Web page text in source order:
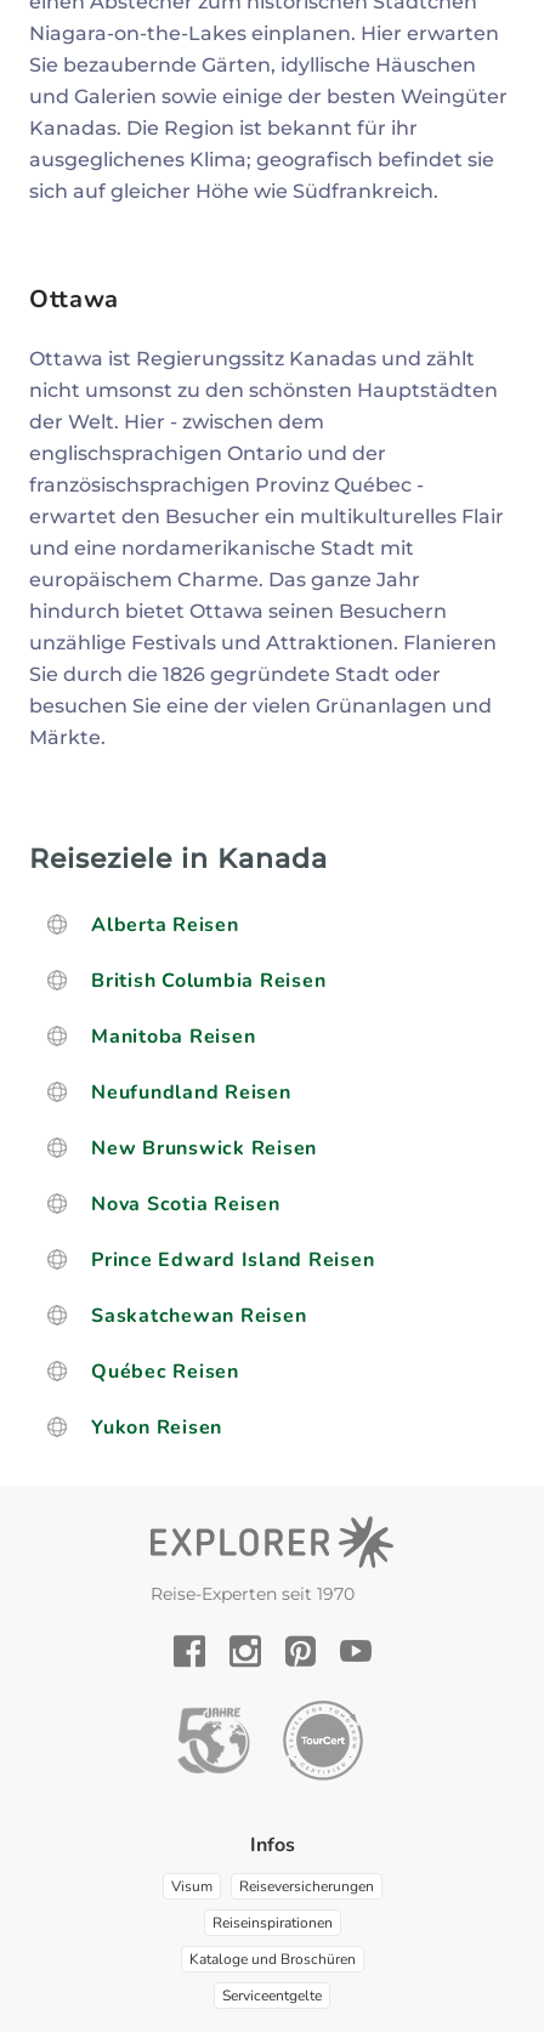
Niagara-on-the-Lakes einplanen. Hier erwarten
Sie bezaubernde Gärten, idyllische Häuschen
und Galerien sowie einige der besten Weingüter
Kanadas. Die Region ist bekannt für ihr
ausgeglichenes Klima; geografisch befindet sie
sich auf gleicher Höhe wie Südfrankreich.
Ottawa
Ottawa ist Regierungssitz Kanadas und zählt
nicht umsonst zu den schönsten Hauptstädten
der Welt. Hier - zwischen dem
englischsprachigen Ontario und der
französischsprachigen Provinz Québec -
erwartet den Besucher ein multikulturelles Flair
und eine nordamerikanische Stadt mit
europäischem Charme. Das ganze Jahr
hindurch bietet Ottawa seinen Besuchern
unzählige Festivals und Attraktionen. Flanieren
Sie durch die 1826 gegründete Stadt oder
besuchen Sie eine der vielen Grünanlagen und
Märkte.
Reiseziele in Kanada
Alberta Reisen
British Columbia Reisen
Manitoba Reisen
Neufundland Reisen
New Brunswick Reisen
Nova Scotia Reisen
Prince Edward Island Reisen
Saskatchewan Reisen
Québec Reisen
Yukon Reisen
Reise-Experten seit 1970
Infos
Visum
Reiseversicherungen
Reiseinspirationen
Kataloge und Broschüren
Serviceentgelte